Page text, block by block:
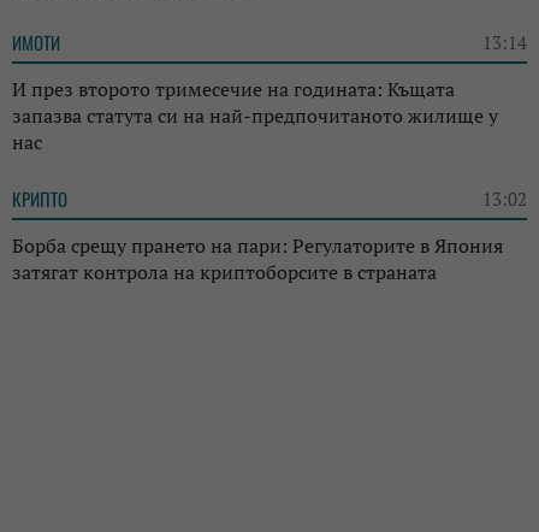
ИМОТИ 13:14
И през второто тримесечие на годината: Къщата
запазва статута си на най-предпочитаното жилище у
нас
КРИПТО 13:02
Борба срещу прането на пари: Регулаторите в Япония
затягат контрола на криптоборсите в страната